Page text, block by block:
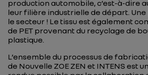
production automobile, c’est-à-dire
leur filière industrielle de départ.
le secteur ! Le tissu est également
de PET provenant du recyclage de
plastique.
L’ensemble du processus de
de Nouvelle ZOE ZEN et INTENS est